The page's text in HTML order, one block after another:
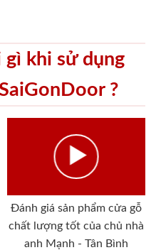
gì khi sử dụng
?
Đánh giá sản phẩm cửa gỗ
chất lượng tốt của chủ nhà
anh Mạnh - Tân Bình